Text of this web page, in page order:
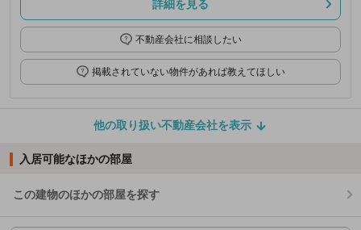
詳細を見る
不動産会社に相談したい
掲載されていない物件があれば教えてほしい
他の取り扱い不動産会社を表示
入居可能なほかの部屋
この建物のほかの部屋を探す